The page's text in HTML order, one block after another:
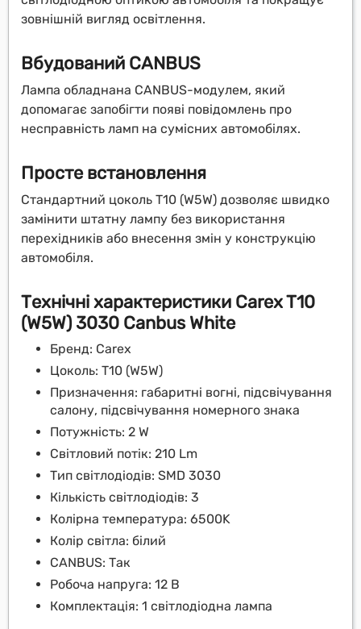
зовнішній вигляд освітлення.
Вбудований CANBUS
Лампа обладнана CANBUS-модулем, який
допомагає запобігти появі повідомлень про
несправність ламп на сумісних автомобілях.
Просте встановлення
Стандартний цоколь T10 (W5W) дозволяє швидко
замінити штатну лампу без використання
перехідників або внесення змін у конструкцію
автомобіля.
Технічні характеристики Carex T10
(W5W) 3030 Canbus White
Бренд: Carex
Цоколь: T10 (W5W)
Призначення: габаритні вогні, підсвічування
салону, підсвічування номерного знака
Потужність: 2 W
Світловий потік: 210 Lm
Тип світлодіодів: SMD 3030
Кількість світлодіодів: 3
Колірна температура: 6500K
Колір світла: білий
CANBUS: Так
Робоча напруга: 12 В
Комплектація: 1 світлодіодна лампа